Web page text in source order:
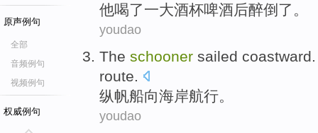
原声例句
全部
音频例句
视频例句
权威例句
他喝了一大酒杯啤酒后醉倒了。
youdao
The schooner sailed coastward
route.
纵帆船向海岸航行。
youdao